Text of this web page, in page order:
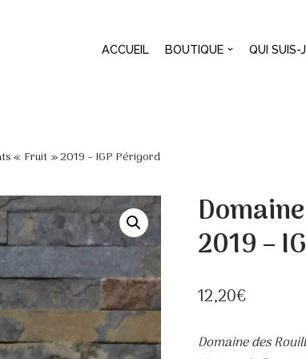
ACCUEIL BOUTIQUE QUI SUIS-
« Fruit » 2019 – IGP Périgord
2019 –
12,20€
Domaine des